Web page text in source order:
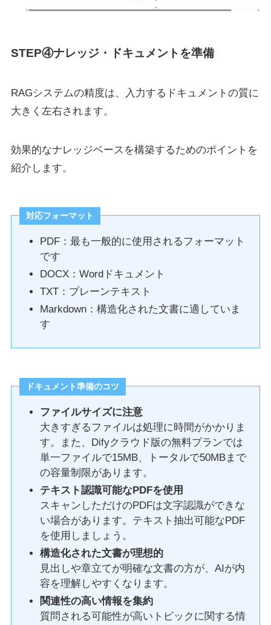
STEP④ナレッジ・ドキュメントを準備
RAGシステムの精度は、入力するドキュメントの質に
大きく左右されます。
効果的なナレッジベースを構築するためのポイントを
紹介します。
対応フォーマット
PDF：最も一般的に使用されるフォーマット
です
DOCX：Wordドキュメント
TXT：プレーンテキスト
Markdown：構造化された文書に適していま
す
ドキュメント準備のコツ
ファイルサイズに注意
大きすぎるファイルは処理に時間がかかりま
す。また、Difyクラウド版の無料プランでは
単一ファイルで15MB、トータルで50MBまで
の容量制限があります。
テキスト認識可能なPDFを使用
スキャンしただけのPDFは文字認識ができな
い場合があります。テキスト抽出可能なPDF
を使用しましょう。
構造化された文書が理想的
見出しや章立てが明確な文書の方が、AIが内
容を理解しやすくなります。
関連性の高い情報を集約
質問される可能性が高いトピックに関する情